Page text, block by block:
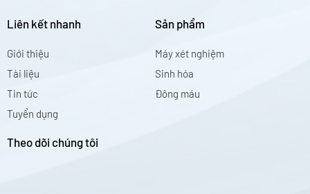
Liên kết nhanh
Giới thiệu
Tài liệu
Tin tức
Tuyển dụng
Sản phẩm
Máy xét nghiệm
Sinh hóa
Đông máu
Theo dõi chúng tôi